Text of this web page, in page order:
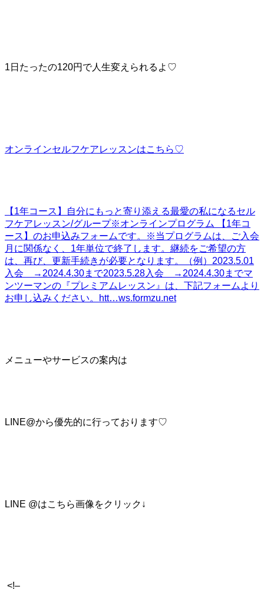
1日たったの120円で人生変えられるよ♡
オンラインセルフケアレッスンはこちら♡
【1年コース】自分にもっと寄り添える最愛の私になるセル
フケアレッスン/グループ※オンラインプログラム 【1年コ
ース】のお申込みフォームです。※当プログラムは、ご入会
月に関係なく、1年単位で終了します。継続をご希望の方
は、再び、更新手続きが必要となります。（例）2023.5.01
入会 →2024.4.30まで2023.5.28入会 →2024.4.30までマ
ンツーマンの『プレミアムレッスン』は、下記フォームより
お申し込みください。htt…ws.formzu.net
メニューやサービスの案内は
LINE@から優先的に行っております♡
LINE @はこちら画像をクリック↓
<!–